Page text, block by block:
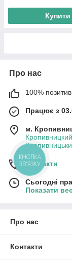
Купити
Про нас
100%
Працює з
м.
Контакти
Сьогодні
Показати
Про нас
Контакти
КНОПКА
ЗВ'ЯЗКУ